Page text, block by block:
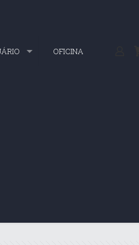
OFICINA